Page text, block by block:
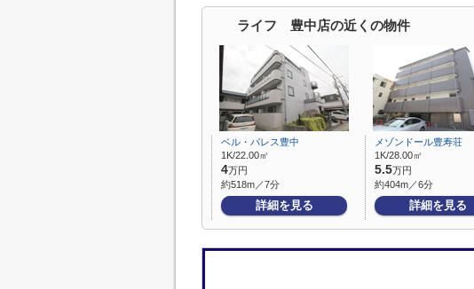
ライフ 豊中店の近くの物件
ベル・パレス豊中
1K/22.00㎡
4万円
約518m／7分
詳細を見る
メゾンドール豊寿荘
1K/28.00㎡
5.5万円
約404m／6分
詳細を見る